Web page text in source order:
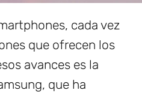
cada vez
que ofrecen los
avances es la
que ha